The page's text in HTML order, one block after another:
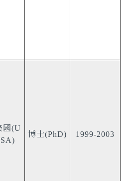
國(U
SA)
博士(PhD) 1999-2003